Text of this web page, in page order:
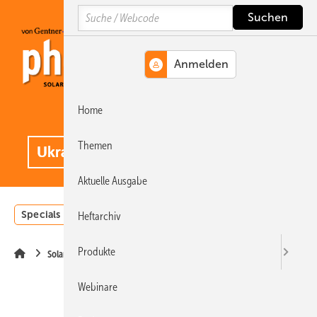
Hauptinhalt
Hauptmenü
SiteSearch
Specials Einstrahlungsatlas
Solarmodule
Search
Home
Themen
Aktuelle Ausgabe
Heftarchiv
Produkte
Webinare